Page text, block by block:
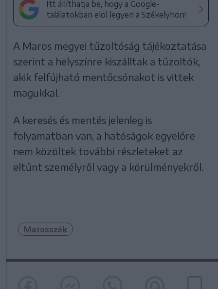
Itt állíthatja be, hogy a Google-
találatokban elöl legyen a Székelyhon!
A Maros megyei tűzoltóság tájékoztatása
szerint a helyszínre kiszálltak a tűzoltók,
akik felfújható mentőcsónakot is vittek
magukkal.
A keresés és mentés jelenleg is
folyamatban van, a hatóságok egyelőre
nem közöltek további részleteket az
eltűnt személyről vagy a körülményekről.
Marosszék